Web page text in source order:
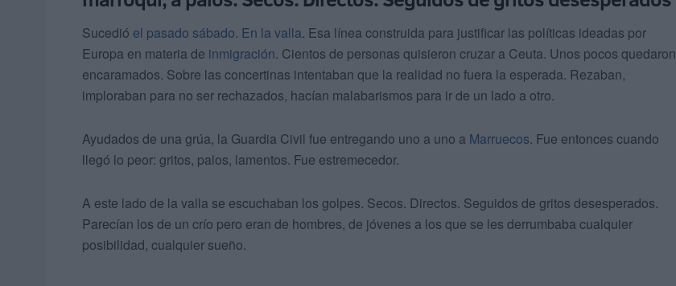
Sucedió el pasado sábado. En la valla. Esa línea construida para justificar las políticas ideadas por
Europa en materia de inmigración. Cientos de personas quisieron cruzar a Ceuta. Unos pocos quedaron
encaramados. Sobre las concertinas intentaban que la realidad no fuera la esperada. Rezaban,
imploraban para no ser rechazados, hacían malabarismos para ir de un lado a otro.
Ayudados de una grúa, la Guardia Civil fue entregando uno a uno a Marruecos. Fue entonces cuando
llegó lo peor: gritos, palos, lamentos. Fue estremecedor.
A este lado de la valla se escuchaban los golpes. Secos. Directos. Seguidos de gritos desesperados.
Parecían los de un crío pero eran de hombres, de jóvenes a los que se les derrumbaba cualquier
posibilidad, cualquier sueño.